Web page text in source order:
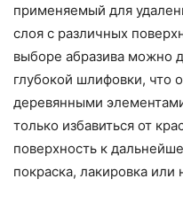
применяемый для
слоя с различных
выборе абразива можно
глубокой шлифовки, что
деревянными
только избавиться от
поверхность к
покраска, лакировка